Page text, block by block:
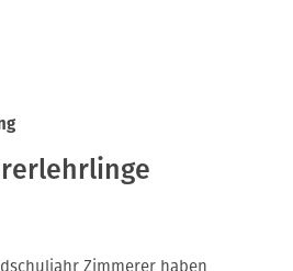
Zimmerer haben